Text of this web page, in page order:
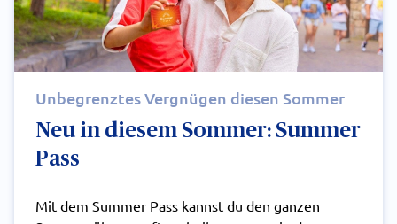
Unbegrenztes Vergnügen diesen Sommer
Neu in diesem Sommer: Summer
Pass
Mit dem Summer Pass kannst du den ganzen